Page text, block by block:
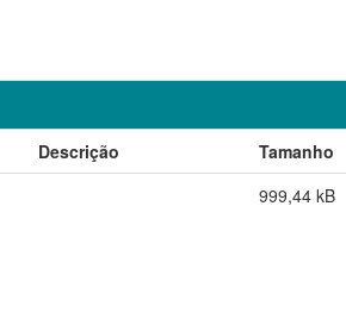
Descrição Tamanho
999,44 kB